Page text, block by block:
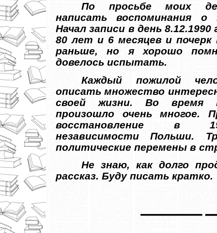
По просьбе моих
написать воспоминания о
Начал записи в день
80 лет и 6 месяцев и почерк
раньше, но я хорошо
довелось испытать.
Каждый пожилой
описать множество
своей жизни. Во время
произошло очень многое.
восстановление в
независимости Польши.
политические перемены в
Не знаю, как долго
рассказ. Буду писать кратко.